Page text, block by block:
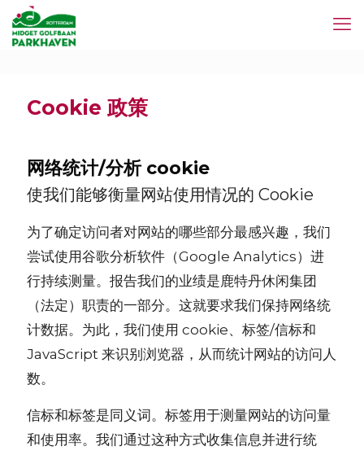
Cookie 政策
网络统计/分析 cookie
使我们能够衡量网站使用情况的 Cookie
为了确定访问者对网站的哪些部分最感兴趣，我们
尝试使用谷歌分析软件（Google Analytics）进
行持续测量。报告我们的业绩是鹿特丹休闲集团
（法定）职责的一部分。这就要求我们保持网络统
计数据。为此，我们使用 cookie、标签/信标和
JavaScript 来识别浏览器，从而统计网站的访问人
数。
信标和标签是同义词。标签用于测量网站的访问量
和使用率。我们通过这种方式收集信息并进行统